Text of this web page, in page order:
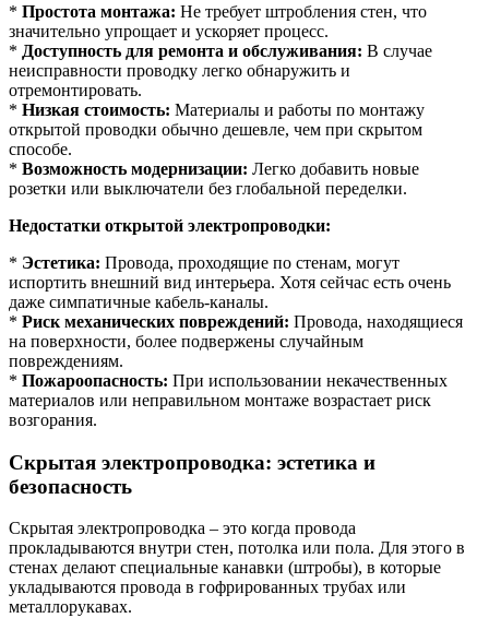
* Простота монтажа: Не требует штробления стен, что
значительно упрощает и ускоряет процесс.
* Доступность для ремонта и обслуживания: В случае
неисправности проводку легко обнаружить и
отремонтировать.
* Низкая стоимость: Материалы и работы по монтажу
открытой проводки обычно дешевле, чем при скрытом
способе.
* Возможность модернизации: Легко добавить новые
розетки или выключатели без глобальной переделки.
Недостатки открытой электропроводки:
* Эстетика: Провода, проходящие по стенам, могут
испортить внешний вид интерьера. Хотя сейчас есть очень
даже симпатичные кабель-каналы.
* Риск механических повреждений: Провода, находящиеся
на поверхности, более подвержены случайным
повреждениям.
* Пожароопасность: При использовании некачественных
материалов или неправильном монтаже возрастает риск
возгорания.
Скрытая электропроводка: эстетика и
безопасность
Скрытая электропроводка – это когда провода
прокладываются внутри стен, потолка или пола. Для этого в
стенах делают специальные канавки (штробы), в которые
укладываются провода в гофрированных трубах или
металлорукавах.